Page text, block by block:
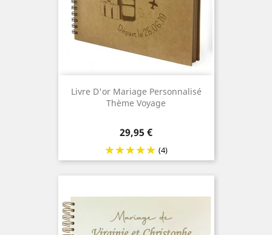
Livre D'or Mariage Personnalisé
Thème Voyage
Prix
29,95 €
(4)